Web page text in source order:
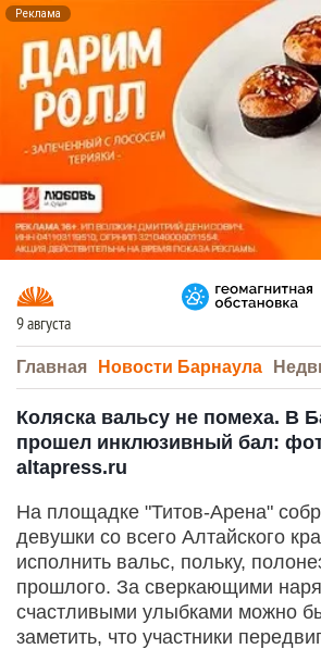
Реклама
9 августа
Главная Новости Барнаула
Коляска вальсу не помеха. В
прошел инклюзивный бал:
altapress.ru
На площадке "Титов-Арена"
девушки со всего Алтайского
исполнить вальс, польку,
прошлого. За сверкающими
счастливыми улыбками можно
заметить, что участники